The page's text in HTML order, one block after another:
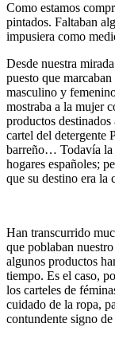
Como estamos
pintados. Faltaban
impusiera como
Desde nuestra
puesto que
masculino y
mostraba a la mujer
productos
cartel del detergente
barreño… Todavía la
hogares españoles;
que su destino era la
Han transcurrido
que poblaban
algunos productos
tiempo. Es el caso,
los carteles de
cuidado de la ropa,
contundente signo